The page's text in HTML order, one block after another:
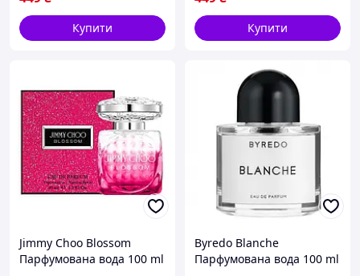
Купити Купити
Jimmy Choo Blossom
Парфумована вода 100 ml
Byredo Blanche
Парфумована вода 100 ml